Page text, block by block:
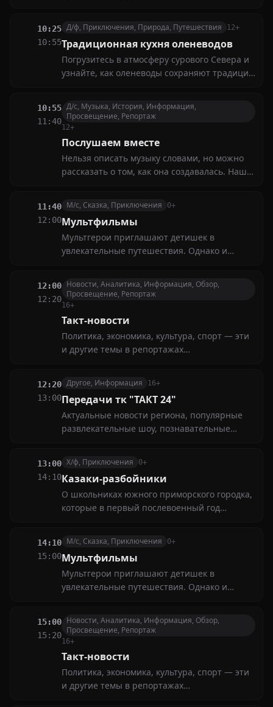
самые актуальные события и точную
информацию
10:25
10:55
Д/ф, Приключения, Природа, Путешествия 12+
Традиционная кухня оленеводов
Погрузитесь в атмосферу сурового Севера и
узнайте, как оленеводы сохраняют традиции
рассказы о жизни в условиях вечной
мерзлоты
10:55
11:40
Д/с, Музыка, История, Информация,
Просвещение, Репортаж
12+
Послушаем вместе
Нельзя описать музыку словами, но можно
рассказать о том, как она создавалась. Наша
гениальные музыкальные произведения, как
звучит их музыка сейчас
11:40
12:00
М/с, Сказка, Приключения 0+
Мультфильмы
Мультгерои приглашают детишек в
увлекательные путешествия. Однако и
телевизора, наблюдая за весёлыми
приключениями и головокружительными
трюками любимцев юной публики
12:00
12:20
Новости, Аналитика, Информация, Обзор,
Просвещение, Репортаж
16+
Такт-новости
Политика, экономика, культура, спорт — эти
и другие темы в репортажах
самые актуальные события и точную
информацию
12:20
13:00
Другое, Информация 16+
Передачи тк "ТАКТ 24"
Актуальные новости региона, популярные
развлекательные шоу, познавательные
передач, которая порадует зрителей с
самыми разными интересами
13:00
14:10
Х/ф, Приключения 0+
Казаки-разбойники
О школьниках южного приморского городка,
которые в первый послевоенный год
14:10
15:00
М/с, Сказка, Приключения 0+
Мультфильмы
Мультгерои приглашают детишек в
увлекательные путешествия. Однако и
телевизора, наблюдая за весёлыми
приключениями и головокружительными
трюками любимцев юной публики
15:00
15:20
Новости, Аналитика, Информация, Обзор,
Просвещение, Репортаж
16+
Такт-новости
Политика, экономика, культура, спорт — эти
и другие темы в репортажах